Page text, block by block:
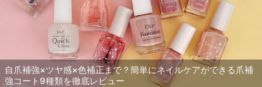
自爪補強×ツヤ感×色補正まで？簡単にネイルケアができる爪補
強コート9種類を徹底レビュー